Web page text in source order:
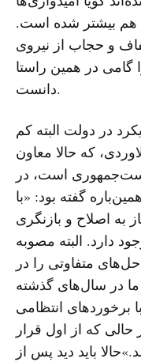
هم بیشتر شده است.
و حجاب از نیروی
گامی در همین راستا
دانست.
در دولت البته کم
که حالا معاون
است، در
گفته بود: «با
به اصلاح و بازنگری
دارد. البته مصوبه
متفاوتی را در
ما در سال‌های گذشته
برخوردهای انتظامی
که از اول قرار
باید دید پس از